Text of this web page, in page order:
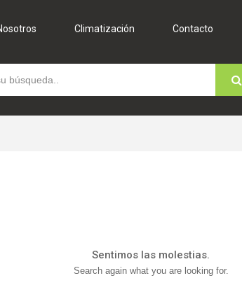
Climatización Contacto
Sentimos las molestias.
Search again what you are looking for.